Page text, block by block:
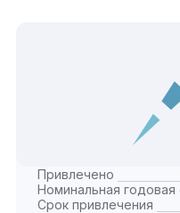
Привлечено
Номинальная годовая
Срок привлечения